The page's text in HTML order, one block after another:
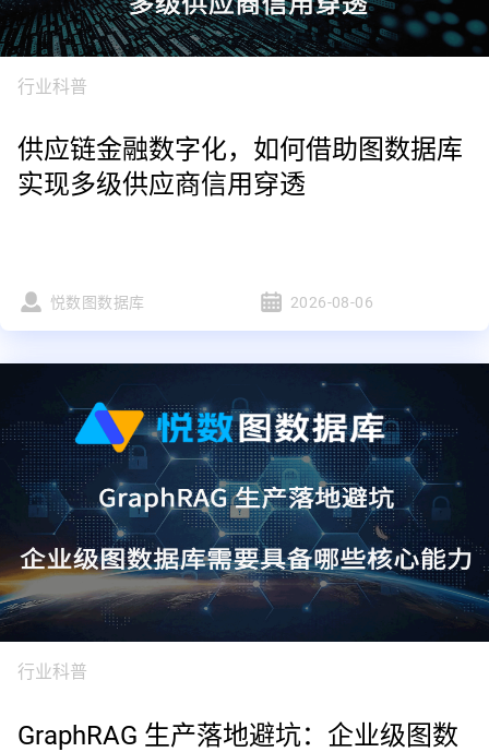
行业科普
供应链金融数字化，如何借助图数据库
实现多级供应商信用穿透
悦数图数据库 2026-08-06
行业科普
GraphRAG 生产落地避坑：企业级图数